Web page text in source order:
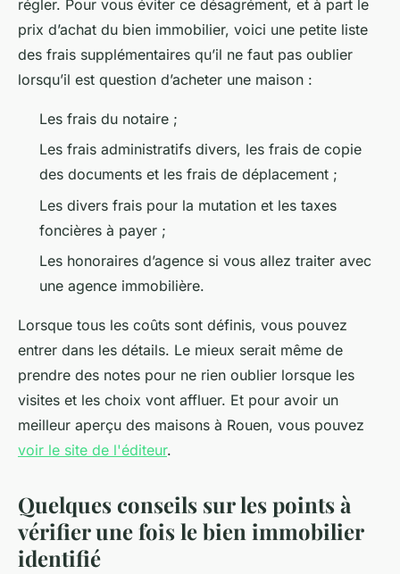
régler. Pour vous éviter ce désagrément, et à part le
prix d’achat du bien immobilier, voici une petite liste
des frais supplémentaires qu’il ne faut pas oublier
lorsqu’il est question d’acheter une maison :
Les frais du notaire ;
Les frais administratifs divers, les frais de copie
des documents et les frais de déplacement ;
Les divers frais pour la mutation et les taxes
foncières à payer ;
Les honoraires d’agence si vous allez traiter avec
une agence immobilière.
Lorsque tous les coûts sont définis, vous pouvez
entrer dans les détails. Le mieux serait même de
prendre des notes pour ne rien oublier lorsque les
visites et les choix vont affluer. Et pour avoir un
meilleur aperçu des maisons à Rouen, vous pouvez
voir le site de l'éditeur.
Quelques conseils sur les points à
vérifier une fois le bien immobilier
identifié